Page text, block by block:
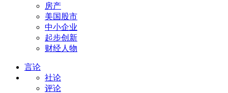
房产
美国股市
中小企业
起步创新
财经人物
言论
社论
评论